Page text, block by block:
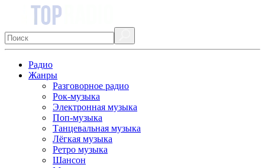
Радио
Жанры
Разговорное радио
Рок-музыка
Электронная музыка
Поп-музыка
Танцевальная музыка
Лёгкая музыка
Ретро музыка
Шансон